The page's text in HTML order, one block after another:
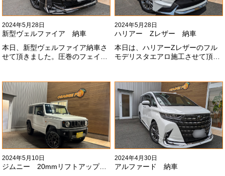
2024年5月28日
新型ヴェルファイア 納車
本日、新型ヴェルファイア納車さ
せて頂きました。圧巻のフェイス
なりました！いつも本当にありが
とうございます#x1f60a;
2024年5月28日
ハリアー Zレザー 納車
本日は、ハリアーZレザーのフル
モデリスタエアロ施工させて頂き
全然、思い通りエアロが入ってき
ませんね。。今後とも宜しくお願
いします！
2024年5月10日
ジムニー 20mmリフトアップ納車
2024年4月30日
アルファード 納車